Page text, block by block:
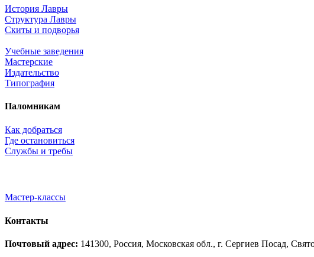
История Лавры
Структура Лавры
Скиты и подворья
Учебные заведения
Мастерские
Издательство
Типография
Паломникам
Как добраться
Где остановиться
Службы и требы
Мастер-классы
Контакты
Почтовый адрес: 141300, Россия, Московская обл., г. Сергиев Посад,